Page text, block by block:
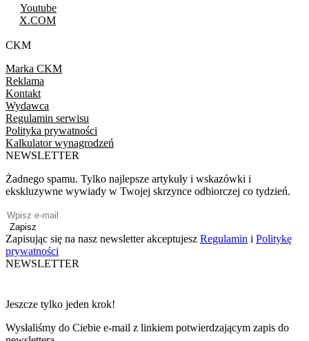
Youtube
X.COM
CKM
Marka CKM
Reklama
Kontakt
Wydawca
Regulamin serwisu
Polityka prywatności
Kalkulator wynagrodzeń
NEWSLETTER
Żadnego spamu. Tylko najlepsze artykuły i wskazówki i
ekskluzywne wywiady w Twojej skrzynce odbiorczej co tydzień.
Zapisz
Zapisując się na nasz newsletter akceptujesz Regulamin i Politykę
prywatności
NEWSLETTER
Jeszcze tylko jeden krok!
Wysłaliśmy do Ciebie e-mail z linkiem potwierdzającym zapis do